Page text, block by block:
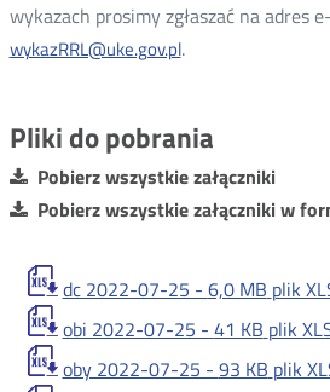
wykazach prosimy zgłaszać na adres
wykazRRL@uke.gov.pl.
Pliki do pobrania
Pobierz wszystkie załączniki
Pobierz wszystkie załączniki w
dc 2022-07-25 - 6,0 MB plik
obi 2022-07-25 - 41 KB plik
oby 2022-07-25 - 93 KB plik